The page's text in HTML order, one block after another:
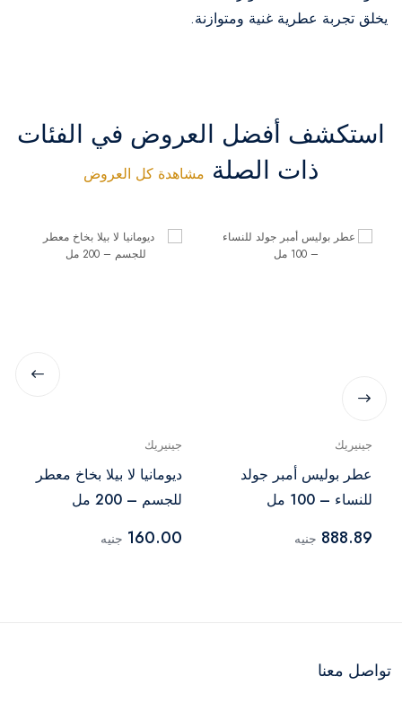
يخلق تجربة عطرية غنية ومتوازنة.
استكشف أفضل العروض في الفئات
ذات الصلة مشاهدة كل العروض
جينيريك
عطر بوليس أمبر جولد
للنساء – 100 مل
888.89 جنيه
جينيريك
ديومانيا لا بيلا بخاخ معطر
للجسم – 200 مل
160.00 جنيه
تواصل معنا